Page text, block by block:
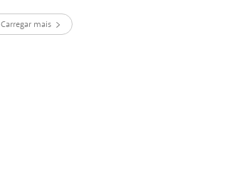
Carregar mais